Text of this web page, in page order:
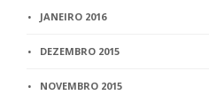
JANEIRO 2016
DEZEMBRO 2015
NOVEMBRO 2015